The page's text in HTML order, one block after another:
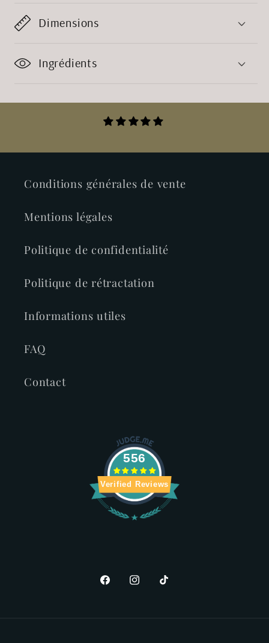
Dimensions
Ingrédients
Conditions générales de vente
Mentions légales
Politique de confidentialité
Politique de rétractation
Informations utiles
FAQ
Contact
556
Verified Reviews
FacebookInstagram
TikTok